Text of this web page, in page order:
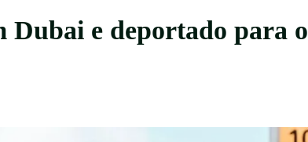
Dubai e deportado para o